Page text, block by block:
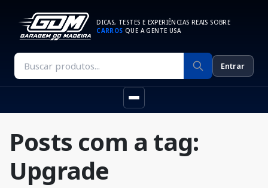
DICAS, TESTES E EXPERIÊNCIAS REAIS SOBRE
CARROS QUE A GENTE USA
Entrar
Posts com a tag:
Upgrade